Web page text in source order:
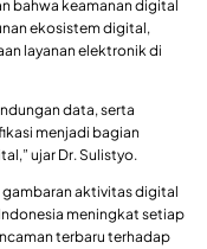
bahwa keamanan digital
ekosistem digital,
layanan elektronik di
data, serta
menjadi bagian
ujar Dr. Sulistyo.
aktivitas digital
meningkat setiap
terbaru terhadap